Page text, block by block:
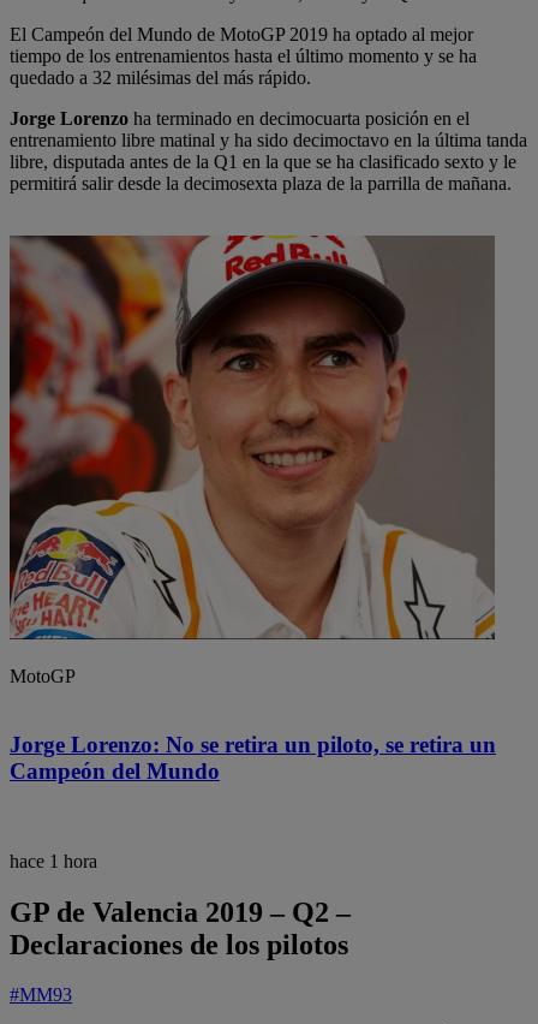
El Campeón del Mundo de MotoGP 2019 ha optado al mejor
tiempo de los entrenamientos hasta el último momento y se ha
quedado a 32 milésimas del más rápido.
Jorge Lorenzo ha terminado en decimocuarta posición en el
entrenamiento libre matinal y ha sido decimoctavo en la última tanda
libre, disputada antes de la Q1 en la que se ha clasificado sexto y le
permitirá salir desde la decimosexta plaza de la parrilla de mañana.
MotoGP
Jorge Lorenzo: No se retira un piloto, se retira un
Campeón del Mundo
hace 1 hora
GP de Valencia 2019 – Q2 –
Declaraciones de los pilotos
#MM93